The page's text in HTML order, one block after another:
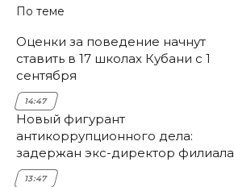
По теме
Оценки за поведение начнут
ставить в 17 школах Кубани с 1
сентября
14:47
Новый фигурант
антикоррупционного дела:
задержан экс-директор филиала
НЭСК Крымска
13:47